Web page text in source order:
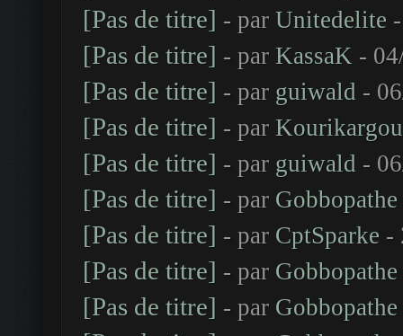
[Pas de titre] - par Unitedelite
[Pas de titre] - par KassaK -
[Pas de titre] - par guiwald -
[Pas de titre] - par Kourikargou
[Pas de titre] - par guiwald -
[Pas de titre] - par Gobbopathe
[Pas de titre] - par CptSparke -
[Pas de titre] - par Gobbopathe
[Pas de titre] - par Gobbopathe